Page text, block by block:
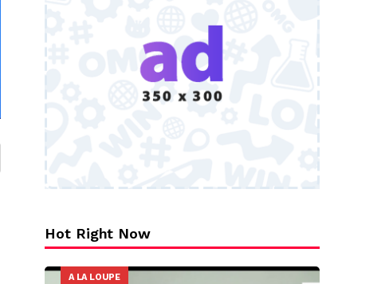
Hot Right Now
A LA LOUPE